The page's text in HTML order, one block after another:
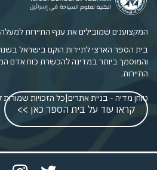
המקצוענים שמובילים את ענף התיירות למעלה מ- 60
והמוסמך ביותר במדינה להכשרת כוח אדם
התיירות.
קראו עוד על בית הספר כאן >>
כל הזכויות שמורות|טוחן מדיה - בניית אתרים